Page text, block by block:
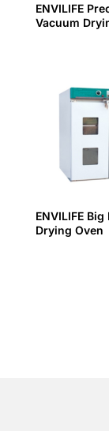
ENVILIFE
Vacuum
ENVILIFE
Drying Oven